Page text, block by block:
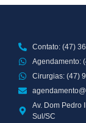
Contato: (47)
Agendamento:
Cirurgias: (47)
Av. Dom Pedro
Sul/SC